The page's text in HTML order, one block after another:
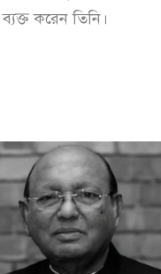
করেন তিনি।